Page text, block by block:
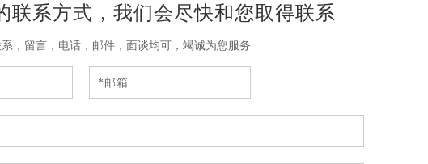
联系方式，我们会尽快和您取得联系
，留言，电话，邮件，面谈均可，竭诚为您服务